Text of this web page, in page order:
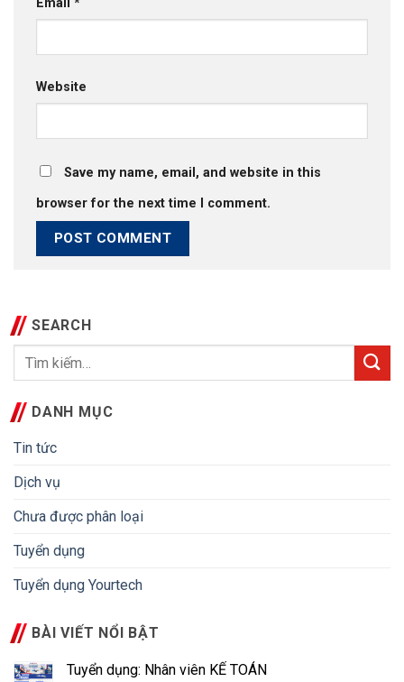
Email *
Website
Save my name, email, and website in this
browser for the next time I comment.
SEARCH
DANH MỤC
Tin tức
Dịch vụ
Chưa được phân loại
Tuyển dụng
Tuyển dụng Yourtech
BÀI VIẾT NỔI BẬT
Tuyển dụng: Nhân viên KẾ TOÁN